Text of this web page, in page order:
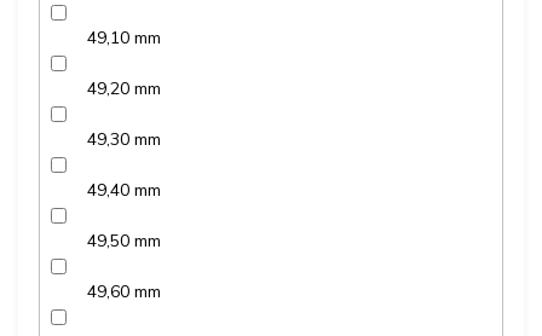
49,10 mm
49,20 mm
49,30 mm
49,40 mm
49,50 mm
49,60 mm